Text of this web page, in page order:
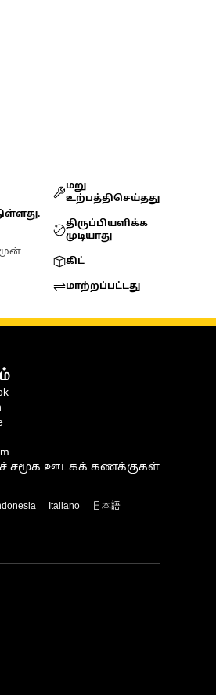
மறு
உற்பத்திசெய்தது
திருப்பியளிக்க
முடியாது
கிட்
மாற்றப்பட்டது
சமூக ஊடகக் கணக்குகள்
Italiano 日本語